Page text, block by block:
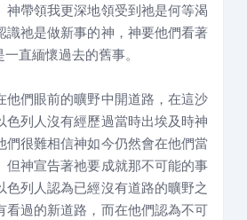
神帶領我更深地領受到祂是何等渴
識祂是做新事的神，神要他們看著
直緬懷過去的舊事。
他們眼前的曠野中開道路，在這沙
色列人沒有經歷過當時出埃及時神
們很難相信神如今仍然會在他們當
但神宣告著祂要成就那不可能的事
列人認為已經沒有道路的曠野之
看過的新道路，而在他們認為不可